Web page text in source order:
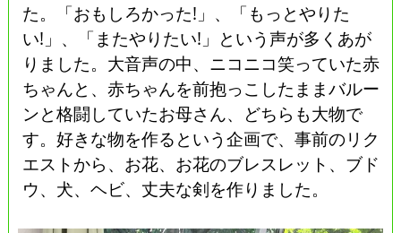
た。「おもしろかった!」、「もっとやりた
い!」、「またやりたい!」という声が多くあが
りました。大音声の中、ニコニコ笑っていた赤
ちゃんと、赤ちゃんを前抱っこしたままバルー
ンと格闘していたお母さん、どちらも大物で
す。好きな物を作るという企画で、事前のリク
エストから、お花、お花のブレスレット、ブド
ウ、犬、ヘビ、丈夫な剣を作りました。